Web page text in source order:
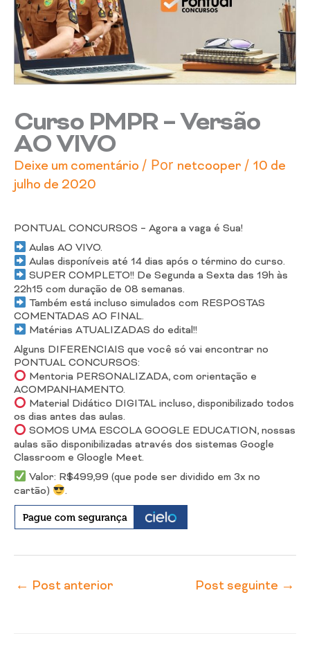
Curso PMPR – Versão
AO VIVO
Deixe um comentário / Por netcooper / 10 de
julho de 2020
PONTUAL CONCURSOS – Agora a vaga é Sua!
Aulas AO VIVO.
Aulas disponíveis até 14 dias após o término do curso.
SUPER COMPLETO!! De Segunda a Sexta das 19h às
22h15 com duração de 08 semanas.
Também está incluso simulados com RESPOSTAS
COMENTADAS AO FINAL.
Matérias ATUALIZADAS do edital!!
Alguns DIFERENCIAIS que você só vai encontrar no
PONTUAL CONCURSOS:
Mentoria PERSONALIZADA, com orientação e
ACOMPANHAMENTO.
Material Didático DIGITAL incluso, disponibilizado todos
os dias antes das aulas.
SOMOS UMA ESCOLA GOOGLE EDUCATION, nossas
aulas são disponibilizadas através dos sistemas Google
Classroom e Gloogle Meet.
Valor: R$499,99 (que pode ser dividido em 3x no
cartão)
.
← Post anterior Post seguinte →